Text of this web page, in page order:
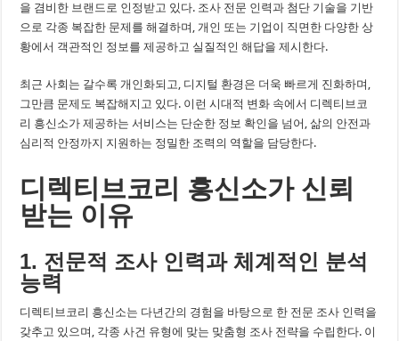
을 겸비한 브랜드로 인정받고 있다. 조사 전문 인력과 첨단 기술을 기반
으로 각종 복잡한 문제를 해결하며, 개인 또는 기업이 직면한 다양한 상
황에서 객관적인 정보를 제공하고 실질적인 해답을 제시한다.
최근 사회는 갈수록 개인화되고, 디지털 환경은 더욱 빠르게 진화하며,
그만큼 문제도 복잡해지고 있다. 이런 시대적 변화 속에서 디렉티브코
리 흥신소가 제공하는 서비스는 단순한 정보 확인을 넘어, 삶의 안전과
심리적 안정까지 지원하는 정밀한 조력의 역할을 담당한다.
디렉티브코리 흥신소가 신뢰
받는 이유
1. 전문적 조사 인력과 체계적인 분석
능력
디렉티브코리 흥신소는 다년간의 경험을 바탕으로 한 전문 조사 인력을
갖추고 있으며, 각종 사건 유형에 맞는 맞춤형 조사 전략을 수립한다. 이